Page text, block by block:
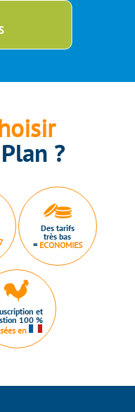
?
Des tarifs
très bas
= ECONOMIES
et
100 %
en